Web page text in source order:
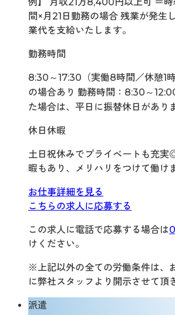
間×月21日勤務の場合 残業が発生
業代を支給いたします。
勤務時間
8:30～17:30（実働8時間／休憩1
の場合あり 勤務時間：8:30～
た場合は、平日に振替休日があり
休日休暇
土日祝休みでプライベートも充
暇もあり、メリハリをつけて働け
お仕事詳細を見る
こちらの求人に応募する
この求人に電話で応募する場合は
けください。
※上記以外の全ての労働条件は、
に弊社スタッフより開示させて頂
派遣